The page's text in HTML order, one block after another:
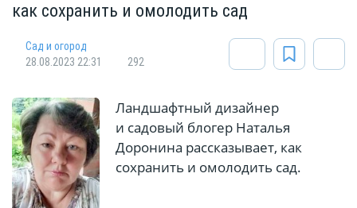
как сохранить и омолодить сад
Сад и огород
28.08.2023 22:31
292
Ландшафтный дизайнер
и садовый блогер Наталья
Доронина рассказывает, как
сохранить и омолодить сад.